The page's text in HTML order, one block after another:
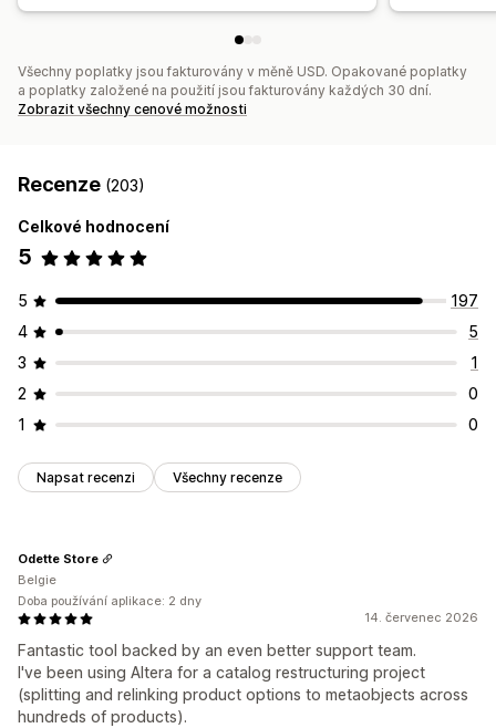
Všechny poplatky jsou fakturovány v měně USD. Opakované poplatky
a poplatky založené na použití jsou fakturovány každých 30 dní.
Zobrazit všechny cenové možnosti
Recenze (203)
Celkové hodnocení
5
5
197
4
5
3
1
2
0
1
0
Napsat recenzi Všechny recenze
14. červenec 2026
Fantastic tool backed by an even better support team.
I've been using Altera for a catalog restructuring project
(splitting and relinking product options to metaobjects across
hundreds of products).
Odette Store
Belgie
Doba používání aplikace: 2 dny